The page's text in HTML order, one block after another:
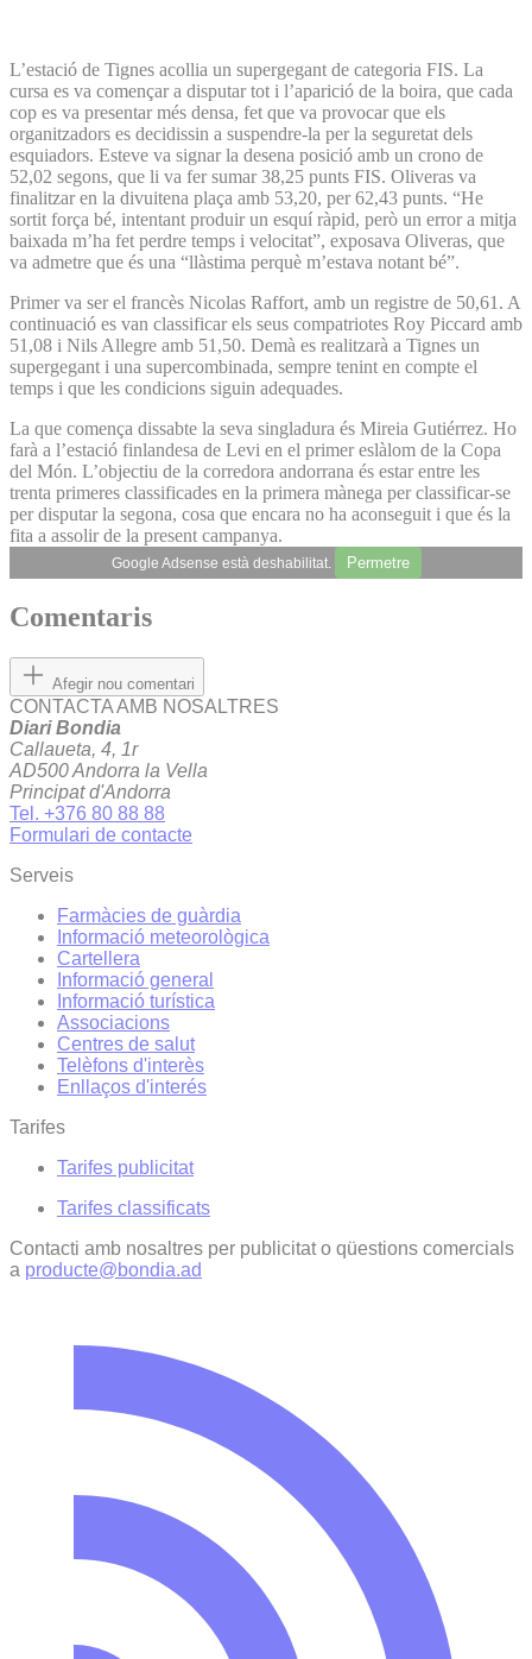
L’estació de Tignes acollia un supergegant de categoria FIS. La
cursa es va començar a disputar tot i l’aparició de la boira, que cada
cop es va presentar més densa, fet que va provocar que els
organitzadors es decidissin a suspendre-la per la seguretat dels
esquiadors. Esteve va signar la desena posició amb un crono de
52,02 segons, que li va fer sumar 38,25 punts FIS. Oliveras va
finalitzar en la divuitena plaça amb 53,20, per 62,43 punts. “He
sortit força bé, intentant produir un esquí ràpid, però un error a mitja
baixada m’ha fet perdre temps i velocitat”, exposava Oliveras, que
va admetre que és una “llàstima perquè m’estava notant bé”.
Primer va ser el francès Nicolas Raffort, amb un registre de 50,61. A
continuació es van classificar els seus compatriotes Roy Piccard amb
51,08 i Nils Allegre amb 51,50. Demà es realitzarà a Tignes un
supergegant i una supercombinada, sempre tenint en compte el
temps i que les condicions siguin adequades.
La que comença dissabte la seva singladura és Mireia Gutiérrez. Ho
farà a l’estació finlandesa de Levi en el primer eslàlom de la Copa
del Món. L’objectiu de la corredora andorrana és estar entre les
trenta primeres classificades en la primera mànega per classificar-se
per disputar la segona, cosa que encara no ha aconseguit i que és la
fita a assolir de la present campanya.
Google Adsense està deshabilitat. Permetre
Comentaris
Afegir nou comentari
CONTACTA AMB NOSALTRES
Diari Bondia
Callaueta, 4, 1r
AD500 Andorra la Vella
Principat d'Andorra
Tel. +376 80 88 88
Formulari de contacte
Serveis
Farmàcies de guàrdia
Informació meteorològica
Cartellera
Informació general
Informació turística
Associacions
Centres de salut
Telèfons d'interès
Enllaços d'interés
Tarifes
Tarifes publicitat
Tarifes classificats
Contacti amb nosaltres per publicitat o qüestions comercials
a producte@bondia.ad